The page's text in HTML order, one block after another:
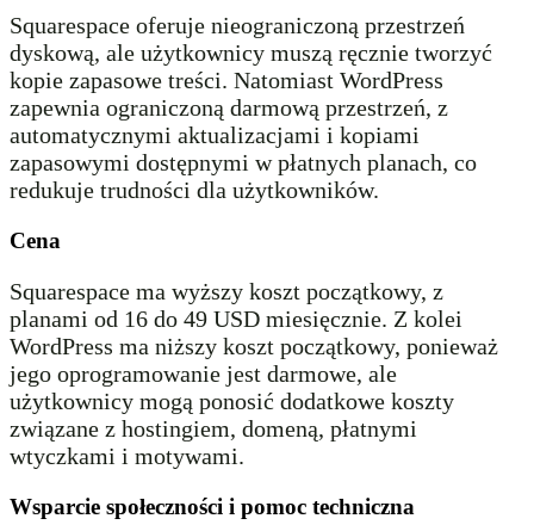
Squarespace oferuje nieograniczoną przestrzeń
dyskową, ale użytkownicy muszą ręcznie tworzyć
kopie zapasowe treści. Natomiast WordPress
zapewnia ograniczoną darmową przestrzeń, z
automatycznymi aktualizacjami i kopiami
zapasowymi dostępnymi w płatnych planach, co
redukuje trudności dla użytkowników.
Cena
Squarespace ma wyższy koszt początkowy, z
planami od 16 do 49 USD miesięcznie. Z kolei
WordPress ma niższy koszt początkowy, ponieważ
jego oprogramowanie jest darmowe, ale
użytkownicy mogą ponosić dodatkowe koszty
związane z hostingiem, domeną, płatnymi
wtyczkami i motywami.
Wsparcie społeczności i pomoc techniczna